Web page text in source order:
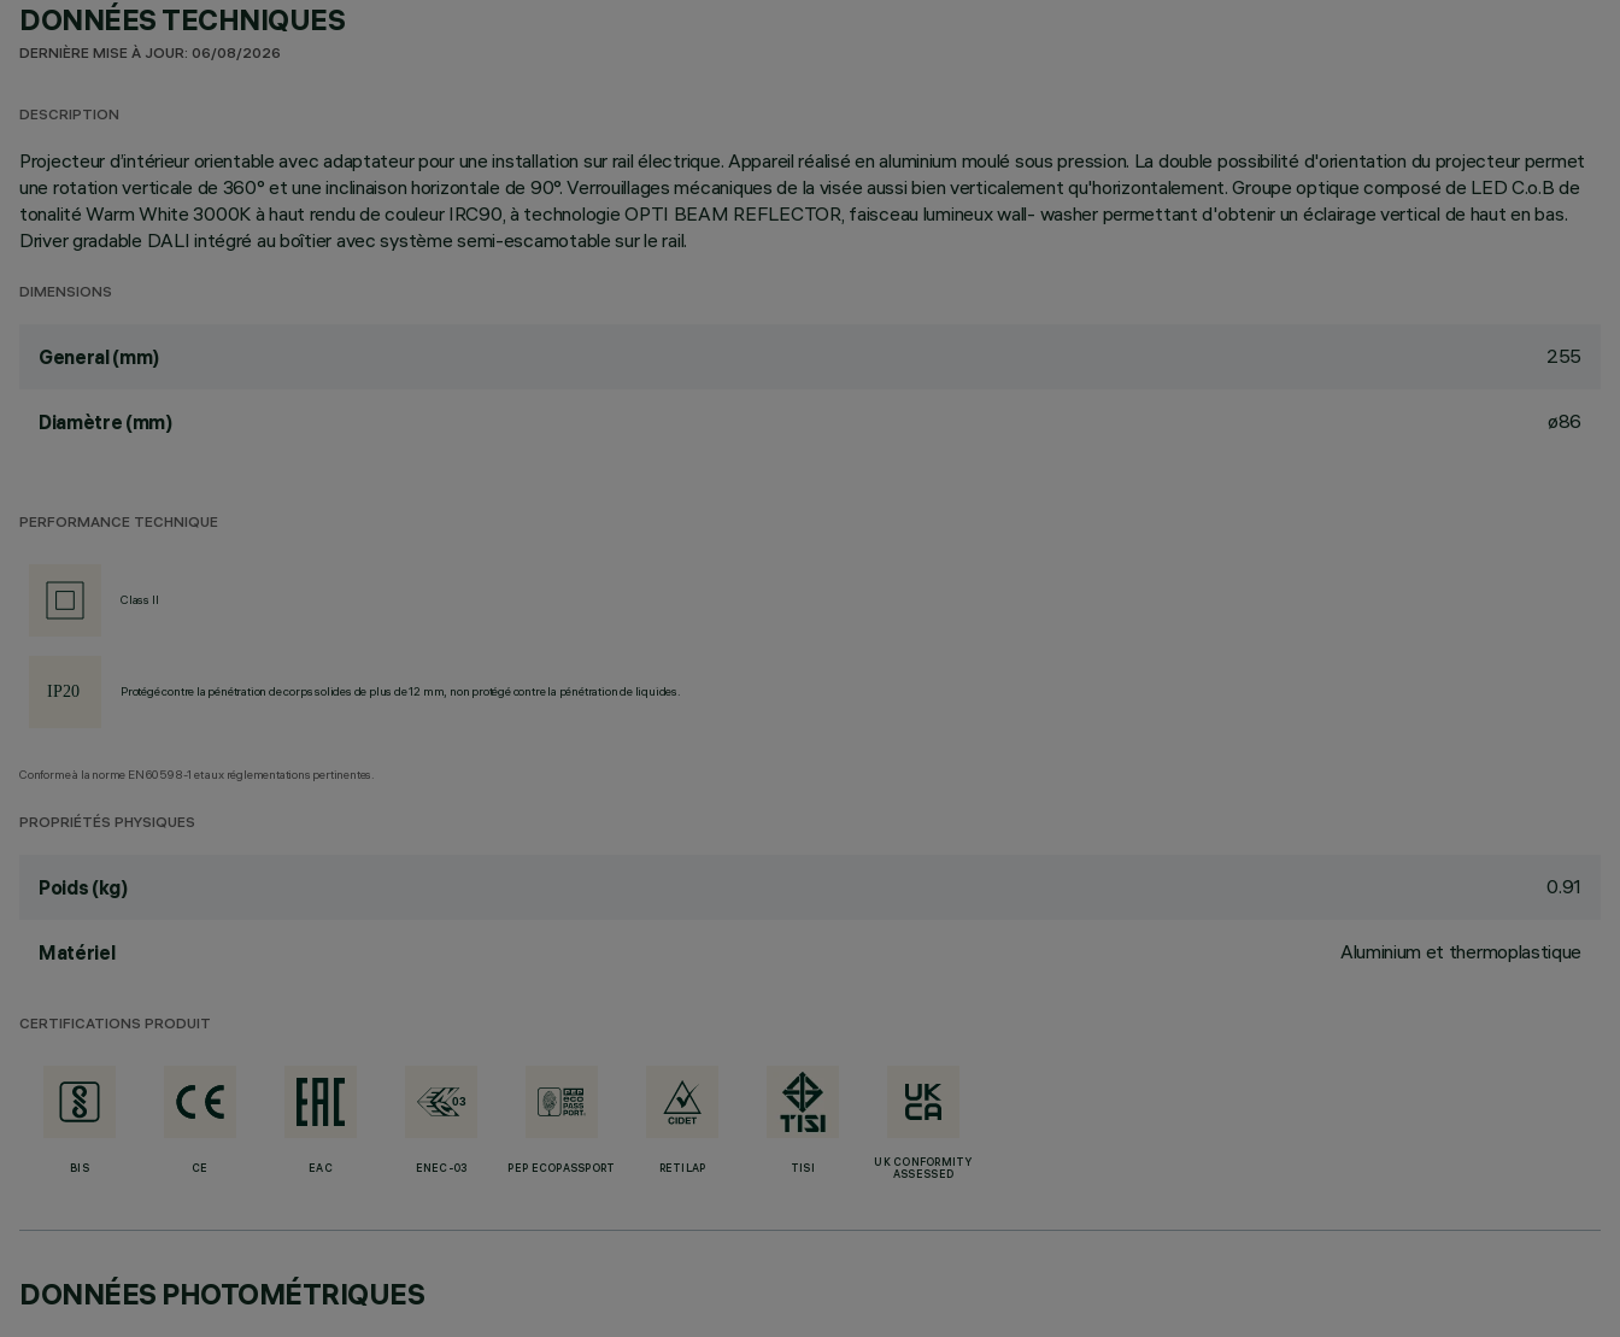
DONNÉES TECHNIQUES
DERNIÈRE MISE À JOUR: 06/08/2026
DESCRIPTION
Projecteur d’intérieur orientable avec adaptateur pour une installation sur rail électrique. Appareil réalisé en aluminium moulé sous pression. La double possibilité d'orientation du projecteur permet
une rotation verticale de 360° et une inclinaison horizontale de 90°. Verrouillages mécaniques de la visée aussi bien verticalement qu'horizontalement. Groupe optique composé de LED C.o.B de
tonalité Warm White 3000K à haut rendu de couleur IRC90, à technologie OPTI BEAM REFLECTOR, faisceau lumineux wall- washer permettant d'obtenir un éclairage vertical de haut en bas.
Driver gradable DALI intégré au boîtier avec système semi-escamotable sur le rail.
DIMENSIONS
General (mm) 255
Diamètre (mm) ø86
PERFORMANCE TECHNIQUE
Class II
Protégé contre la pénétration de corps solides de plus de 12 mm, non protégé contre la pénétration de liquides.
Conforme à la norme EN60598-1 et aux réglementations pertinentes.
PROPRIÉTÉS PHYSIQUES
Poids (kg) 0.91
Matériel Aluminium et thermoplastique
CERTIFICATIONS PRODUIT
BIS CE EAC ENEC-03 PEP ECOPASSPORT RETILAP TISI
UK CONFORMITY
ASSESSED
DONNÉES PHOTOMÉTRIQUES